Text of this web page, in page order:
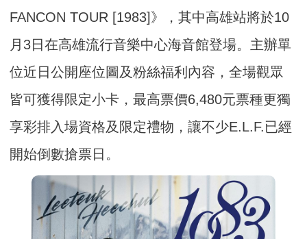
FANCON TOUR [1983]》，其中高雄站將於10
月3日在高雄流行音樂中心海音館登場。主辦單
位近日公開座位圖及粉絲福利內容，全場觀眾
皆可獲得限定小卡，最高票價6,480元票種更獨
享彩排入場資格及限定禮物，讓不少E.L.F.已經
開始倒數搶票日。